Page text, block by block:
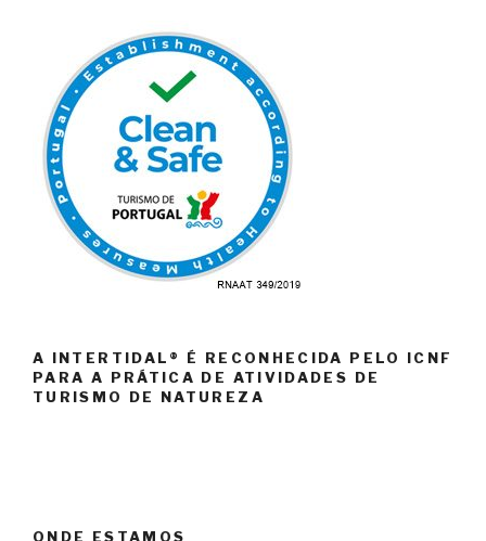
A INTERTIDAL® É RECONHECIDA PELO ICNF
PARA A PRÁTICA DE ATIVIDADES DE
TURISMO DE NATUREZA
ONDE ESTAMOS